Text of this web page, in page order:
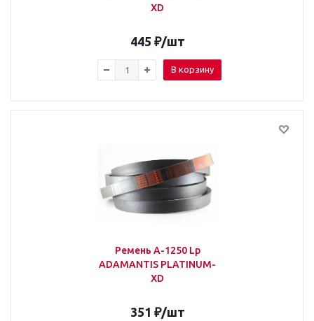
XD
445 ₽/шт
В корзину
Ремень А-1250 Lp
ADAMANTIS PLATINUM-
XD
351 ₽/шт